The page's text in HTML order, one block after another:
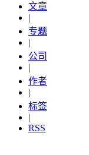
文章
|
专题
|
公司
|
作者
|
标签
|
RSS